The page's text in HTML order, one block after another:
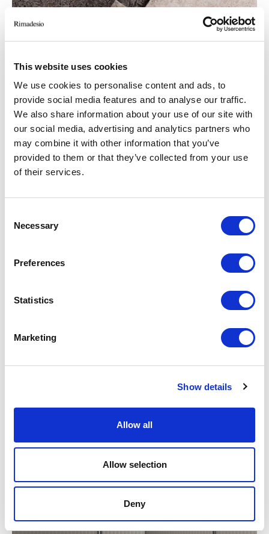
This website uses cookies
We use cookies to personalise content and ads, to
provide social media features and to analyse our traffic.
We also share information about your use of our site with
our social media, advertising and analytics partners who
may combine it with other information that you’ve
provided to them or that they’ve collected from your use
of their services.
Selection
Necessary
Preferences
Statistics
Marketing
Show details
Allow all
Allow selection
Deny